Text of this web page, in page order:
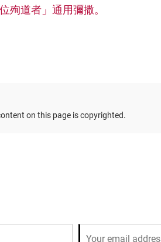
殉道者」通用彌撒。
on this page is copyrighted.